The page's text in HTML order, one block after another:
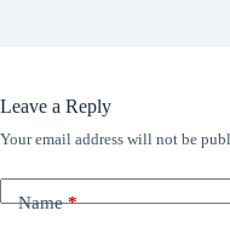
Leave a Reply
Your email address will not be
Name*